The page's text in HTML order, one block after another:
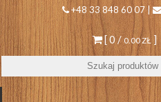
+48 33 848 60 07 |
[ 0 /0.00 ZŁ ]